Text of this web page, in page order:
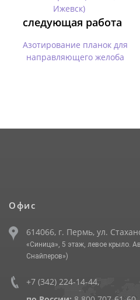
Ижевск)
следующая работа
Азотирование планок для
направляющего желоба
Офис
614066, г. Пермь, ул.
«Синица», 5 этаж, левое крыло.
Снайперов»)
+7 (342) 224-14-44,